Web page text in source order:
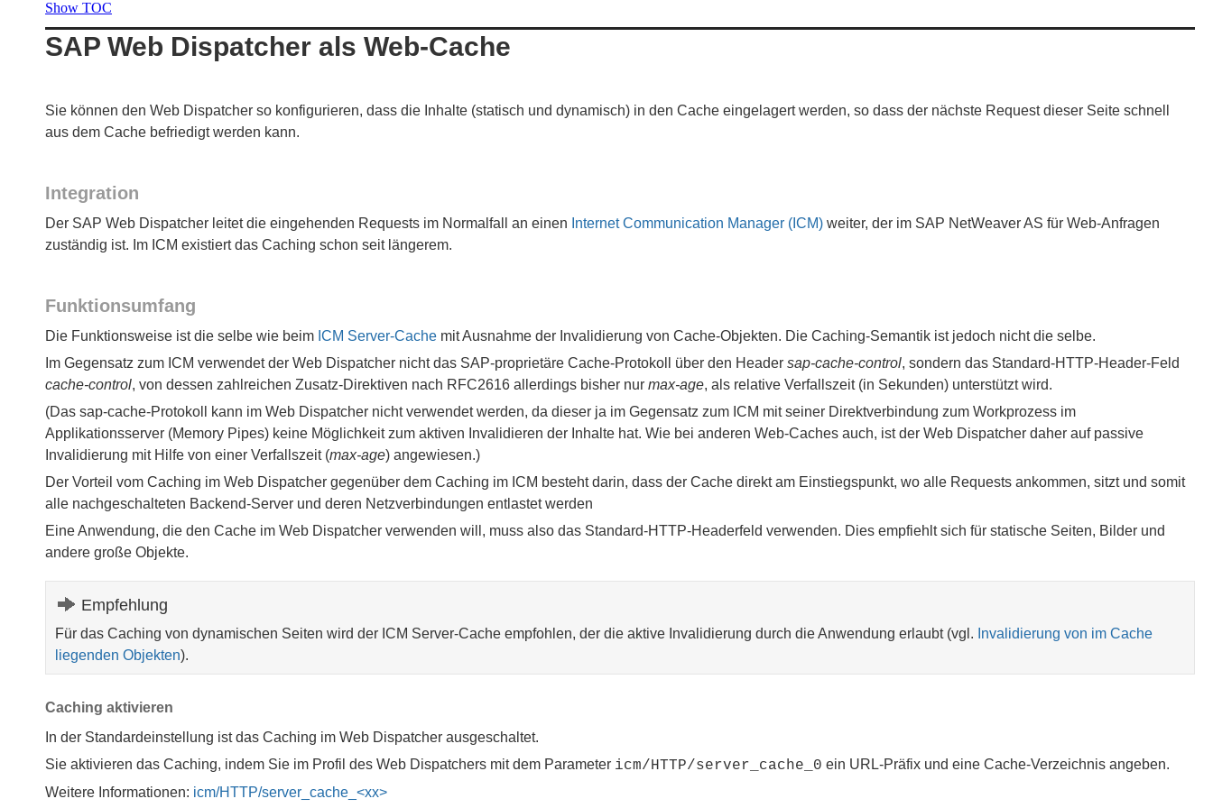
Show TOC
SAP Web Dispatcher als Web-Cache
Sie können den Web Dispatcher so konfigurieren, dass die Inhalte (statisch und dynamisch) in den Cache eingelagert werden, so dass der nächste Request dieser Seite schnell
aus dem Cache befriedigt werden kann.
Integration
Der SAP Web Dispatcher leitet die eingehenden Requests im Normalfall an einen Internet Communication Manager (ICM) weiter, der im SAP NetWeaver AS für Web-Anfragen
zuständig ist. Im ICM existiert das Caching schon seit längerem.
Funktionsumfang
Die Funktionsweise ist die selbe wie beim ICM Server-Cache mit Ausnahme der Invalidierung von Cache-Objekten. Die Caching-Semantik ist jedoch nicht die selbe.
Im Gegensatz zum ICM verwendet der Web Dispatcher nicht das SAP-proprietäre Cache-Protokoll über den Header sap-cache-control, sondern das Standard-HTTP-Header-Feld
cache-control, von dessen zahlreichen Zusatz-Direktiven nach RFC2616 allerdings bisher nur max-age, als relative Verfallszeit (in Sekunden) unterstützt wird.
(Das sap-cache-Protokoll kann im Web Dispatcher nicht verwendet werden, da dieser ja im Gegensatz zum ICM mit seiner Direktverbindung zum Workprozess im
Applikationsserver (Memory Pipes) keine Möglichkeit zum aktiven Invalidieren der Inhalte hat. Wie bei anderen Web-Caches auch, ist der Web Dispatcher daher auf passive
Invalidierung mit Hilfe von einer Verfallszeit (max-age) angewiesen.)
Der Vorteil vom Caching im Web Dispatcher gegenüber dem Caching im ICM besteht darin, dass der Cache direkt am Einstiegspunkt, wo alle Requests ankommen, sitzt und somit
alle nachgeschalteten Backend-Server und deren Netzverbindungen entlastet werden
Eine Anwendung, die den Cache im Web Dispatcher verwenden will, muss also das Standard-HTTP-Headerfeld verwenden. Dies empfiehlt sich für statische Seiten, Bilder und
andere große Objekte.
Empfehlung
Für das Caching von dynamischen Seiten wird der ICM Server-Cache empfohlen, der die aktive Invalidierung durch die Anwendung erlaubt (vgl. Invalidierung von im Cache
liegenden Objekten).
Caching aktivieren
In der Standardeinstellung ist das Caching im Web Dispatcher ausgeschaltet.
Sie aktivieren das Caching, indem Sie im Profil des Web Dispatchers mit dem Parameter icm/HTTP/server_cache_0 ein URL-Präfix und eine Cache-Verzeichnis angeben.
Weitere Informationen: icm/HTTP/server_cache_<xx>